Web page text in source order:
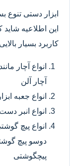
ابزار دستی تنوع
این اطلاعیه
کاربرد بسیار
انواع آچار
آچار آلن
انواع جعبه
انواع انبر
انواع پیچ
دوسو پیچ
پیچگوشتی